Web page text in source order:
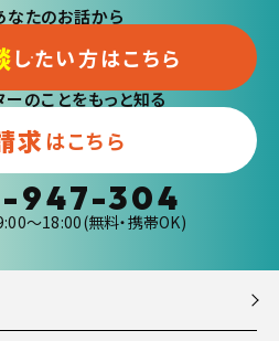
なたのお話から
したい方はこちら
ーのことをもっと知る
求はこちら
947-304
〜18:00(無料・携帯OK)